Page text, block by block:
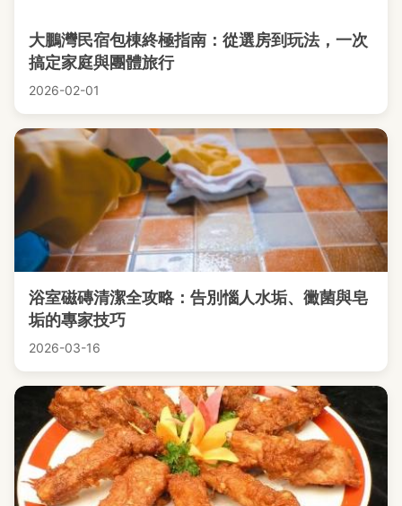
大鵬灣民宿包棟終極指南：從選房到玩法，一次
搞定家庭與團體旅行
2026-02-01
浴室磁磚清潔全攻略：告別惱人水垢、黴菌與皂
垢的專家技巧
2026-03-16